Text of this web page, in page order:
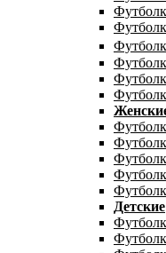
Детские